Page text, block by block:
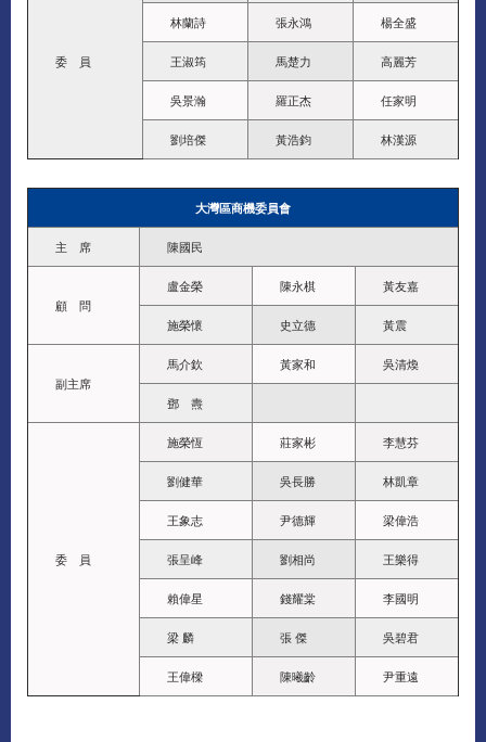
委 員
林蘭詩 張永鴻 楊全盛
王淑筠 馬楚力 高麗芳
吳景瀚 羅正杰 任家明
劉培傑 黃浩鈞 林漢源
大灣區商機委員會
主 席 陳國民
顧 問
盧金榮 陳永棋 黃友嘉
施榮懷 史立德 黃震
副主席
馬介欽 黃家和 吳清煥
鄧 燾
委 員
施榮恆 莊家彬 李慧芬
劉健華 吳長勝 林凱章
王象志 尹德輝 梁偉浩
張呈峰 劉相尚 王樂得
賴偉星 錢耀棠 李國明
梁 麟 張 傑 吳碧君
王偉樑 陳曦齡 尹重遠